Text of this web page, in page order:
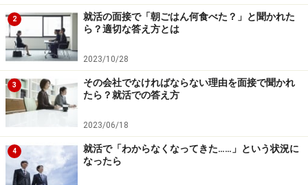
2
就活の面接で「朝ごはん何食べた？」と聞かれた
ら？適切な答え方とは
2023/10/28
3
その会社でなければならない理由を面接で聞かれ
たら？就活での答え方
2023/06/18
4
就活で「わからなくなってきた……」という状況に
なったら